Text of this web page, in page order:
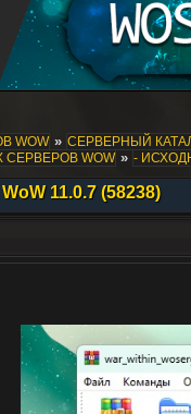
WOW » СЕРВЕРНЫЙ
WOW » -
11.0.7 (58238)